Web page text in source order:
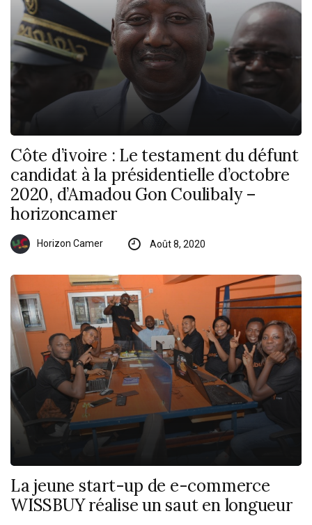
Côte d’ivoire : Le testament du défunt
candidat à la présidentielle d’octobre
2020, d’Amadou Gon Coulibaly –
horizoncamer
Horizon Camer Août 8, 2020
La jeune start-up de e-commerce
WISSBUY réalise un saut en longueur